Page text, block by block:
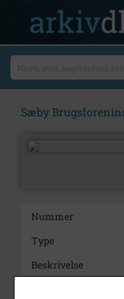
Sæby
Nummer
Type
Beskrivelse